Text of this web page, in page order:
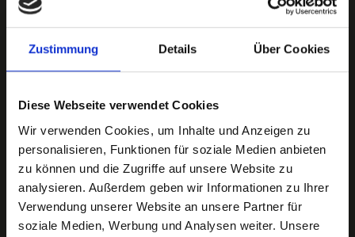
Zustimmung Details Über Cookies
Diese Webseite verwendet Cookies
Wir verwenden Cookies, um Inhalte und Anzeigen zu
personalisieren, Funktionen für soziale Medien anbieten
zu können und die Zugriffe auf unsere Website zu
analysieren. Außerdem geben wir Informationen zu Ihrer
Verwendung unserer Website an unsere Partner für
soziale Medien, Werbung und Analysen weiter. Unsere
elektronisch erhoben und gespeichert werden.
Hinweis: Sie können Ihre Einwilligung jederzeit für die Zukunft per E-Mail
an info@hegerich-immobilien.de widerrufen. *
* Pflichtfelder
Absenden